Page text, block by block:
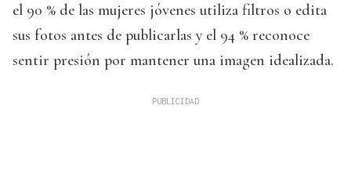
el 90 % de las mujeres jóvenes utiliza filtros o edita
sus fotos antes de publicarlas y el 94 % reconoce
sentir presión por mantener una imagen idealizada.